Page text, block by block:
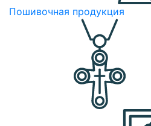
Пошивочная продукция